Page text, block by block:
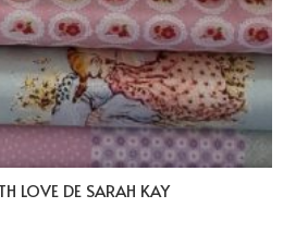
página
de
producto
LOVE DE SARAH KAY